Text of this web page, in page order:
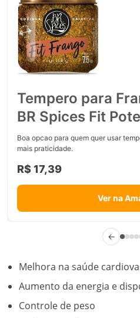
Tempero para
BR Spices Fit
Boa opcao para quem quer usar
mais praticidade.
R$ 17,39
Ver na
←
Melhora na saúde
Aumento da energia e
Controle de peso